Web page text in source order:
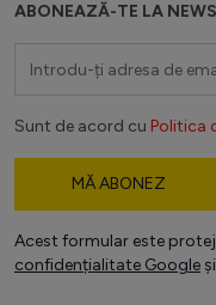
ABONEAZĂ-TE LA
Sunt de acord cu Politica
MĂ ABONEZ
Acest formular este
confidențialitate Google și